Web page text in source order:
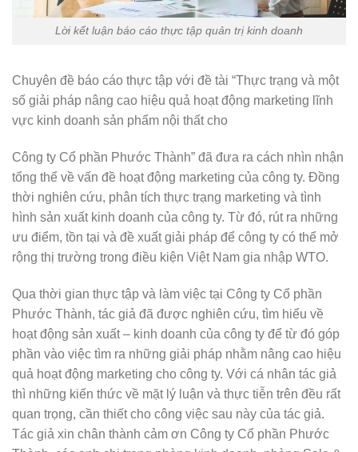
Lời kết luận báo cáo thực tập quản trị kinh doanh
Chuyên đề báo cáo thực tập với đề tài “Thực trạng và một
số giải pháp nâng cao hiệu quả hoạt động marketing lĩnh
vực kinh doanh sản phẩm nội thất cho
Công ty Cổ phần Phước Thành” đã đưa ra cách nhìn nhận
tổng thể về vấn đề hoạt động marketing của công ty. Đồng
thời nghiên cứu, phân tích thực trạng marketing và tình
hình sản xuất kinh doanh của công ty. Từ đó, rút ra những
ưu điểm, tồn tại và đề xuất giải pháp để công ty có thể mở
rộng thị trường trong điều kiện Việt Nam gia nhập WTO.
Qua thời gian thực tập và làm việc tại Công ty Cổ phần
Phước Thành, tác giả đã được nghiên cứu, tìm hiểu về
hoạt động sản xuất – kinh doanh của công ty để từ đó góp
phần vào việc tìm ra những giải pháp nhằm nâng cao hiệu
quả hoạt động marketing cho công ty. Với cá nhân tác giả
thì những kiến thức về mặt lý luận và thực tiễn trên đều rất
quan trọng, cần thiết cho công việc sau này của tác giả.
Tác giả xin chân thành cảm ơn Công ty Cổ phần Phước